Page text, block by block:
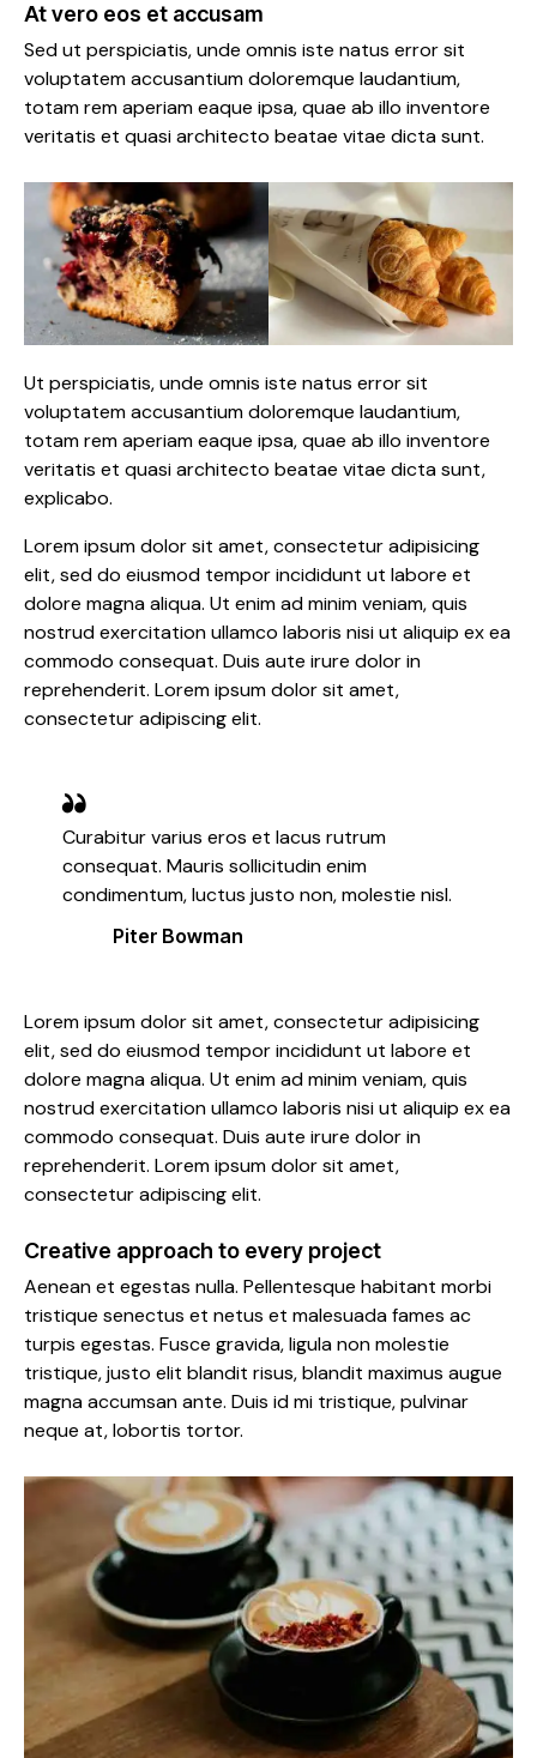
At vero eos et accusam
Sed ut perspiciatis, unde omnis iste natus error sit
voluptatem accusantium doloremque laudantium,
totam rem aperiam eaque ipsa, quae ab illo inventore
veritatis et quasi architecto beatae vitae dicta sunt.
Ut perspiciatis, unde omnis iste natus error sit
voluptatem accusantium doloremque laudantium,
totam rem aperiam eaque ipsa, quae ab illo inventore
veritatis et quasi architecto beatae vitae dicta sunt,
explicabo.
Lorem ipsum dolor sit amet, consectetur adipisicing
elit, sed do eiusmod tempor incididunt ut labore et
dolore magna aliqua. Ut enim ad minim veniam, quis
nostrud exercitation ullamco laboris nisi ut aliquip ex ea
commodo consequat. Duis aute irure dolor in
reprehenderit. Lorem ipsum dolor sit amet,
consectetur adipiscing elit.
Curabitur varius eros et lacus rutrum
consequat. Mauris sollicitudin enim
condimentum, luctus justo non, molestie nisl.
Piter Bowman
Lorem ipsum dolor sit amet, consectetur adipisicing
elit, sed do eiusmod tempor incididunt ut labore et
dolore magna aliqua. Ut enim ad minim veniam, quis
nostrud exercitation ullamco laboris nisi ut aliquip ex ea
commodo consequat. Duis aute irure dolor in
reprehenderit. Lorem ipsum dolor sit amet,
consectetur adipiscing elit.
Creative approach to every project
Aenean et egestas nulla. Pellentesque habitant morbi
tristique senectus et netus et malesuada fames ac
turpis egestas. Fusce gravida, ligula non molestie
tristique, justo elit blandit risus, blandit maximus augue
magna accumsan ante. Duis id mi tristique, pulvinar
neque at, lobortis tortor.